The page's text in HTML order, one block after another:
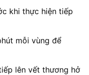
khi thực hiện tiếp
mỗi vùng để
lên vết thương hở